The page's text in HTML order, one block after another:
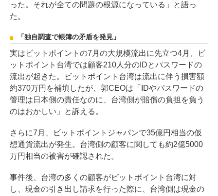
った。それが全ての問題の根源になっている」と語っ
た。
「独自調査で帳簿の矛盾を発見」
実はビットポイントの7月の大規模流出に先立つ4月、ビ
ットポイント台湾では顧客210人分のIDとパスワードの
流出が起きた。ビットポイント台湾は流出に伴う損害額
約370万円を補填したが、郭CEOは「IDやパスワードの
管理は日本側の責任なのに、台湾側が賠償の負担を負う
のはおかしい」と訴える。
さらに7月、ビットポイントジャパンで35億円相当の仮
想通貨流出が発生。台湾側の顧客に関しても約2億5000
万円相当の被害が確認された。
事件後、台湾の多くの顧客がビットポイント台湾に対
し、現金の引き出し請求を行った際に、台湾側は現金の